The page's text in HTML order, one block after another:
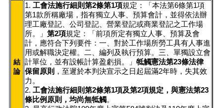
結
論
1. 工會法施行細則第2條第1項規定：「本法第6條第1項
第1款所稱廠場，指有獨立人事、預算會計，並得依法辦
理工廠登記、公司登記、營業登記或商業登記之工作場
所。」 第2項規定：「前項所定有獨立人事、預算及會
計，應符合下列要件：一、對於工作場所勞工具有人事進
用或解職決定權。二、編列及執行預算。三、單獨設立會
計單位，並有設帳計算盈虧損。」 牴觸憲法第23條法律
保留原則 ，至遲於本判決宣示之日起屆滿2年時，失其效
力。
2. 工會法施行細則第2條第1項及第2項規定，與憲法第23
條比例原則，均尚無牴觸。